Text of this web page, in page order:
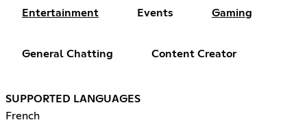
Entertainment Events Gaming
General Chatting Content Creator
SUPPORTED LANGUAGES
French